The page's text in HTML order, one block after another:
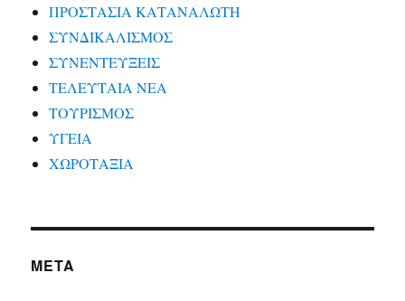
ΠΡΟΣΤΑΣΙΑ ΚΑΤΑΝΑΛΩΤΗ
ΣΥΝΔΙΚΑΛΙΣΜΟΣ
ΣΥΝΕΝΤΕΥΞΕΙΣ
ΤΕΛΕΥΤΑΙΑ ΝΕΑ
ΤΟΥΡΙΣΜΟΣ
ΥΓΕΙΑ
ΧΩΡΟΤΑΞΙΑ
META